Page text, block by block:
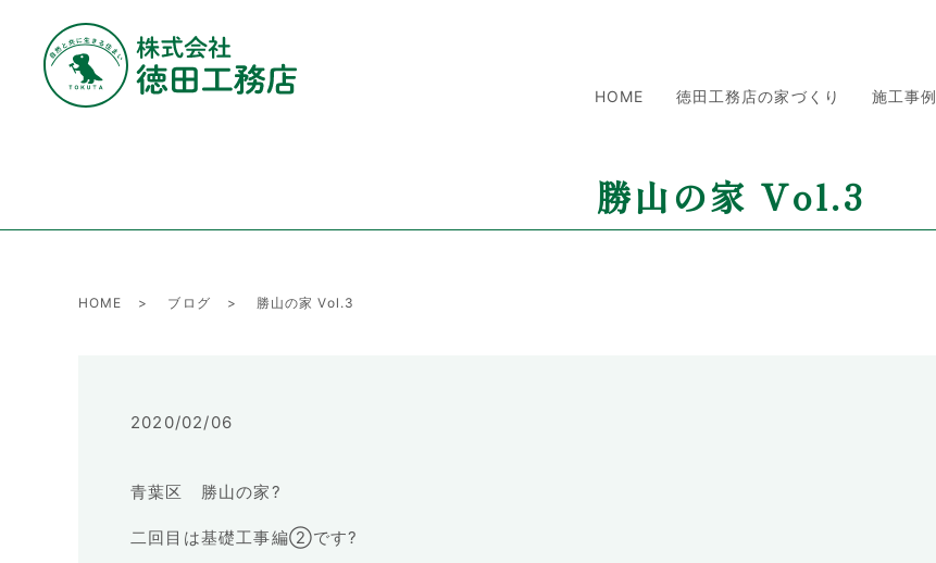
HOME 徳田工務店の家づくり 施工事例
勝山の家 Vol.3
HOME ブログ 勝山の家 Vol.3
2020/02/06
青葉区 勝山の家?
二回目は基礎工事編②です?